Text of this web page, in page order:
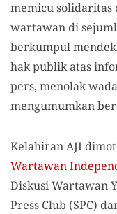
memicu
wartawan di
berkumpul
hak publik atas
pers, menolak
mengumumkan
Kelahiran AJI
Wartawan
Diskusi Wartawan
Press Club (SPC)